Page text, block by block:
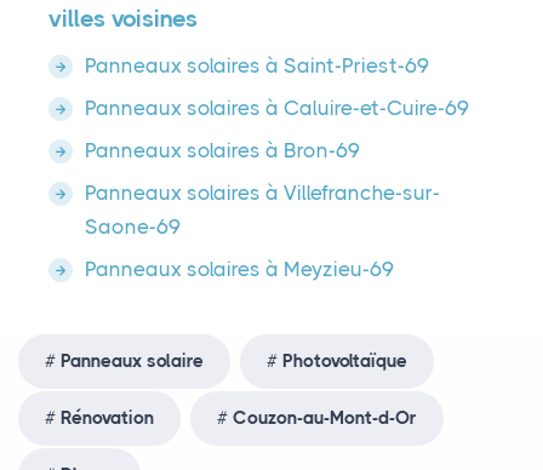
villes voisines
Panneaux solaires à Saint-Priest-69
Panneaux solaires à Caluire-et-Cuire-69
Panneaux solaires à Bron-69
Panneaux solaires à Villefranche-sur-
Saone-69
Panneaux solaires à Meyzieu-69
Panneaux solaire Photovoltaïque
Rénovation Couzon-au-Mont-d-Or